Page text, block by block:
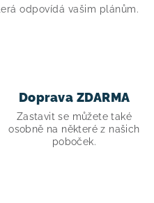
odpovídá vašim plánům.
Doprava ZDARMA
Zastavit se můžete také
osobně na některé z našich
poboček.